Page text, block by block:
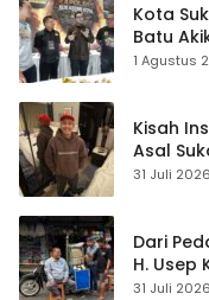
Kota
Batu
1 Agustus
Kisah
Asal
Streaming
31 Juli 2026
Dari
H. Usep
Cisaat
31 Juli 2026